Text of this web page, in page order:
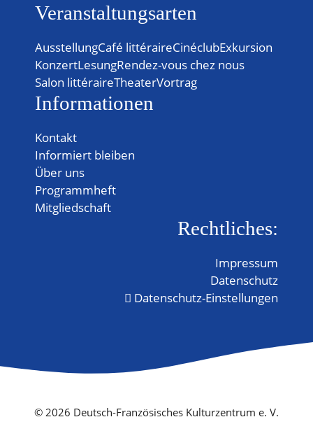
Veranstaltungsarten
AusstellungCafé littéraireCinéclubExkursion
KonzertLesungRendez-vous chez nous
Salon littéraireTheaterVortrag
Informationen
Kontakt
Informiert bleiben
Über uns
Programmheft
Mitgliedschaft
Rechtliches:
Impressum
Datenschutz
Datenschutz-Einstellungen
© 2026 Deutsch-Französisches Kulturzentrum e. V.